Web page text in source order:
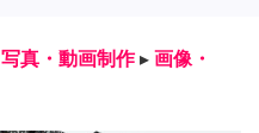
写真・動画制作 ▸ 画像・